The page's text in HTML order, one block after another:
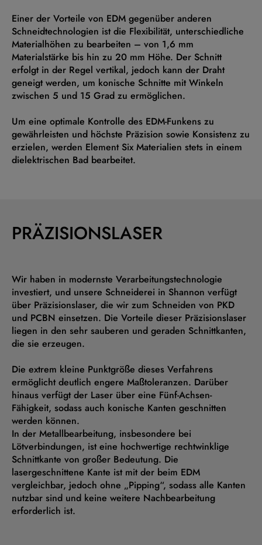
Einer der Vorteile von EDM gegenüber anderen
Schneidtechnologien ist die Flexibilität, unterschiedliche
Materialhöhen zu bearbeiten – von 1,6 mm
Materialstärke bis hin zu 20 mm Höhe. Der Schnitt
erfolgt in der Regel vertikal, jedoch kann der Draht
geneigt werden, um konische Schnitte mit Winkeln
zwischen 5 und 15 Grad zu ermöglichen.
Um eine optimale Kontrolle des EDM-Funkens zu
gewährleisten und höchste Präzision sowie Konsistenz zu
erzielen, werden Element Six Materialien stets in einem
dielektrischen Bad bearbeitet.
PRÄZISIONSLASER
Wir haben in modernste Verarbeitungstechnologie
investiert, und unsere Schneiderei in Shannon verfügt
über Präzisionslaser, die wir zum Schneiden von PKD
und PCBN einsetzen. Die Vorteile dieser Präzisionslaser
liegen in den sehr sauberen und geraden Schnittkanten,
die sie erzeugen.
Die extrem kleine Punktgröße dieses Verfahrens
ermöglicht deutlich engere Maßtoleranzen. Darüber
hinaus verfügt der Laser über eine Fünf-Achsen-
Fähigkeit, sodass auch konische Kanten geschnitten
werden können.
In der Metallbearbeitung, insbesondere bei
Lötverbindungen, ist eine hochwertige rechtwinklige
Schnittkante von großer Bedeutung. Die
lasergeschnittene Kante ist mit der beim EDM
vergleichbar, jedoch ohne „Pipping“, sodass alle Kanten
nutzbar sind und keine weitere Nachbearbeitung
erforderlich ist.